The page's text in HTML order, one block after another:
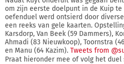
om zijn eerste doelpunt in de Kuip
oefenduel werd ontsierd door
een reeks van gele kaarten.
Karsdorp, Van Beek (59 Dammers),
Ahmadi (83 Nieuwkoop), Toornstra
en Manu (64 Kazim). Tweets from
Praat hieronder mee of volg het duel